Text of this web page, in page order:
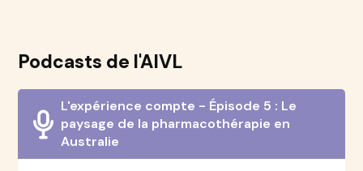
Podcasts de l'AIVL
L'expérience compte - Épisode 5 : Le
paysage de la pharmacothérapie en
Australie